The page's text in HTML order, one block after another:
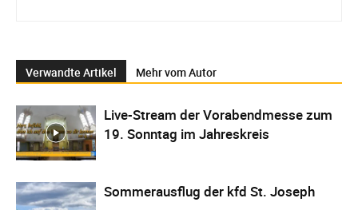
Verwandte Artikel Mehr vom Autor
Live-Stream der Vorabendmesse zum
19. Sonntag im Jahreskreis
Sommerausflug der kfd St. Joseph